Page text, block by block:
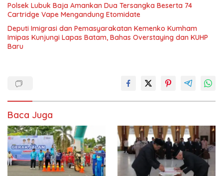
Polsek Lubuk Baja Amankan Dua Tersangka Beserta 74
Cartridge Vape Mengandung Etomidate
Deputi Imigrasi dan Pemasyarakatan Kemenko Kumham
Imipas Kunjungi Lapas Batam, Bahas Overstaying dan KUHP
Baru
Baca Juga